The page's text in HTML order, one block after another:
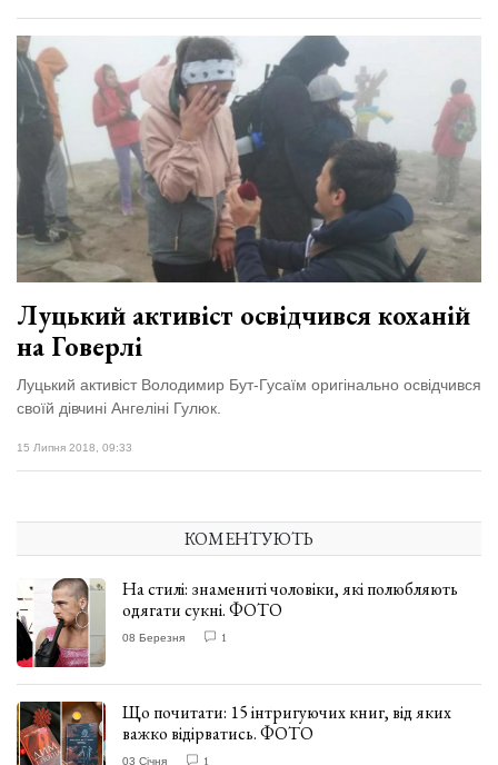
Луцький активіст освідчився коханій
на Говерлі
Луцький активіст Володимир Бут-Гусаїм оригінально освідчився
своїй дівчині Ангеліні Гулюк.
15 Липня 2018, 09:33
КОМЕНТУЮТЬ
На стилі: знамениті чоловіки, які полюбляють
одягати сукні. ФОТО
08 Березня 1
Що почитати: 15 інтригуючих книг, від яких
важко відірватись. ФОТО
03 Січня 1